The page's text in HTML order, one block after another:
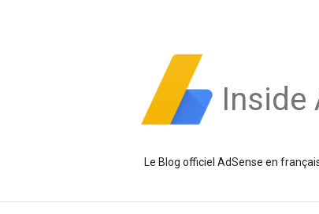
Inside
Le Blog officiel AdSense en